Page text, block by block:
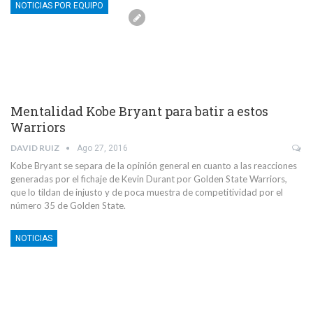
NOTICIAS POR EQUIPO
Mentalidad Kobe Bryant para batir a estos
Warriors
DAVID RUIZ Ago 27, 2016
Kobe Bryant se separa de la opinión general en cuanto a las reacciones
generadas por el fichaje de Kevin Durant por Golden State Warriors,
que lo tildan de injusto y de poca muestra de competitividad por el
número 35 de Golden State.
NOTICIAS